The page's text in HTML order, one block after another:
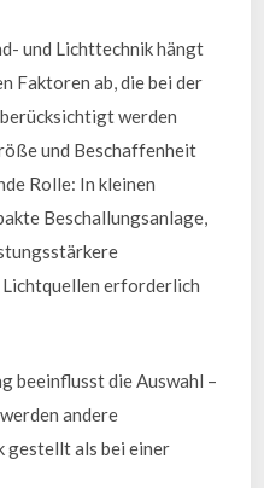
und Lichttechnik hängt
Faktoren ab, die bei der
werden
und Beschaffenheit
Rolle: In kleinen
Beschallungsanlage,
erforderlich
beeinflusst die Auswahl –
andere
gestellt als bei einer